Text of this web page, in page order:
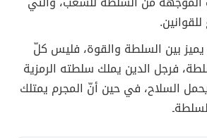
بين السلطة والقوة، فليس كلّ
فرجل الدين يملك سلطته الرمزية
السلاح، في حين أنّ المجرم يمتلك